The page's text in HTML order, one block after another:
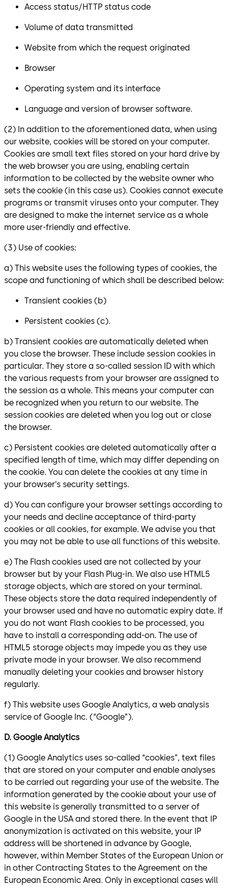
Access status/HTTP status code
Volume of data transmitted
Website from which the request originated
Browser
Operating system and its interface
Language and version of browser software.
(2) In addition to the aforementioned data, when using
our website, cookies will be stored on your computer.
Cookies are small text files stored on your hard drive by
the web browser you are using, enabling certain
information to be collected by the website owner who
sets the cookie (in this case us). Cookies cannot execute
programs or transmit viruses onto your computer. They
are designed to make the internet service as a whole
more user-friendly and effective.
(3) Use of cookies:
a) This website uses the following types of cookies, the
scope and functioning of which shall be described below:
Transient cookies (b)
Persistent cookies (c).
b) Transient cookies are automatically deleted when
you close the browser. These include session cookies in
particular. They store a so-called session ID with which
the various requests from your browser are assigned to
the session as a whole. This means your computer can
be recognized when you return to our website. The
session cookies are deleted when you log out or close
the browser.
c) Persistent cookies are deleted automatically after a
specified length of time, which may differ depending on
the cookie. You can delete the cookies at any time in
your browser’s security settings.
d) You can configure your browser settings according to
your needs and decline acceptance of third-party
cookies or all cookies, for example. We advise you that
you may not be able to use all functions of this website.
e) The Flash cookies used are not collected by your
browser but by your Flash Plug-in. We also use HTML5
storage objects, which are stored on your terminal.
These objects store the data required independently of
your browser used and have no automatic expiry date. If
you do not want Flash cookies to be processed, you
have to install a corresponding add-on. The use of
HTML5 storage objects may impede you as they use
private mode in your browser. We also recommend
manually deleting your cookies and browser history
regularly.
f) This website uses Google Analytics, a web analysis
service of Google Inc. (“Google”).
D. Google Analytics
(1) Google Analytics uses so-called “cookies”, text files
that are stored on your computer and enable analyses
to be carried out regarding your use of the website. The
information generated by the cookie about your use of
this website is generally transmitted to a server of
Google in the USA and stored there. In the event that IP
anonymization is activated on this website, your IP
address will be shortened in advance by Google,
however, within Member States of the European Union or
in other Contracting States to the Agreement on the
European Economic Area. Only in exceptional cases will